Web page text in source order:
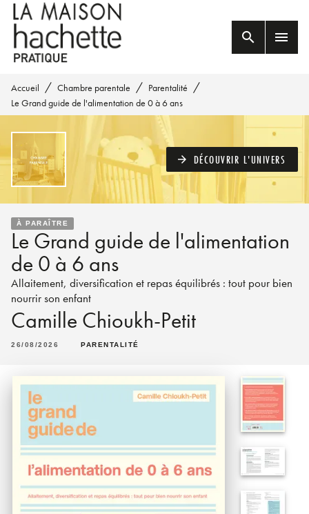
MENU RECHERCHE
PIED DE PAGE
search menu
Accueil / Chambre parentale / Parentalité /
Le Grand guide de l'alimentation de 0 à 6 ans
arrow_forward DÉCOUVRIR L'UNIVERS
À PARAÎTRE
Le Grand guide de l'alimentation
de 0 à 6 ans
Allaitement, diversification et repas équilibrés : tout pour bien
nourrir son enfant
Camille Chioukh-Petit
26/08/2026 PARENTALITÉ